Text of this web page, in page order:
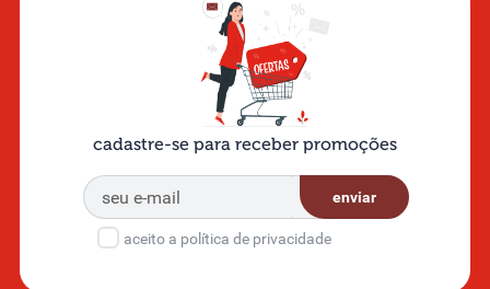
cadastre-se para receber promoções
enviar
aceito a política de privacidade